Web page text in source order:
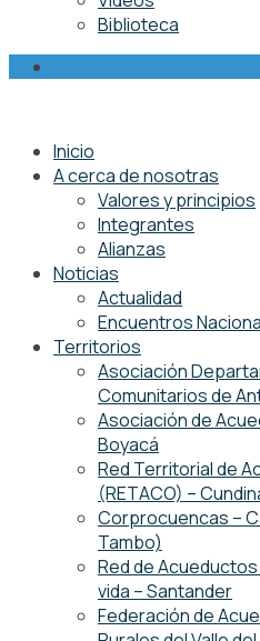
Biblioteca
Inicio
A cerca de nosotras
Valores y principios
Integrantes
Alianzas
Noticias
Actualidad
Encuentros
Territorios
Asociación
Comunitarios de
Asociación de
Boyacá
Red Territorial de
(RETACO) –
Corprocuencas –
Tambo)
Red de
vida – Santander
Federación de